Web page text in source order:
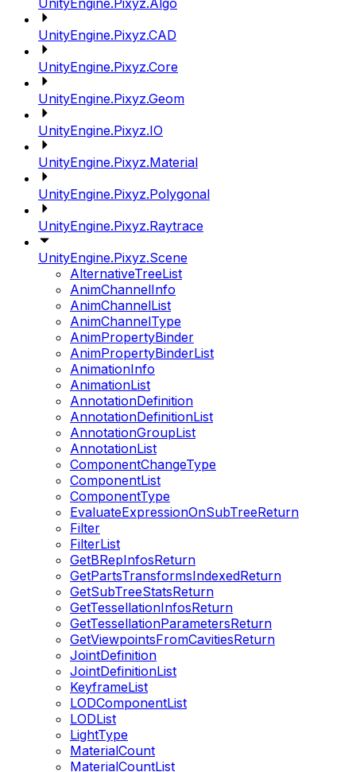
UnityEngine.Pixyz.Algo
UnityEngine.Pixyz.CAD
UnityEngine.Pixyz.Core
UnityEngine.Pixyz.Geom
UnityEngine.Pixyz.IO
UnityEngine.Pixyz.Material
UnityEngine.Pixyz.Polygonal
UnityEngine.Pixyz.Raytrace
UnityEngine.Pixyz.Scene
AlternativeTreeList
AnimChannelInfo
AnimChannelList
AnimChannelType
AnimPropertyBinder
AnimPropertyBinderList
AnimationInfo
AnimationList
AnnotationDefinition
AnnotationDefinitionList
AnnotationGroupList
AnnotationList
ComponentChangeType
ComponentList
ComponentType
EvaluateExpressionOnSubTreeReturn
Filter
FilterList
GetBRepInfosReturn
GetPartsTransformsIndexedReturn
GetSubTreeStatsReturn
GetTessellationInfosReturn
GetTessellationParametersReturn
GetViewpointsFromCavitiesReturn
JointDefinition
JointDefinitionList
KeyframeList
LODComponentList
LODList
LightType
MaterialCount
MaterialCountList